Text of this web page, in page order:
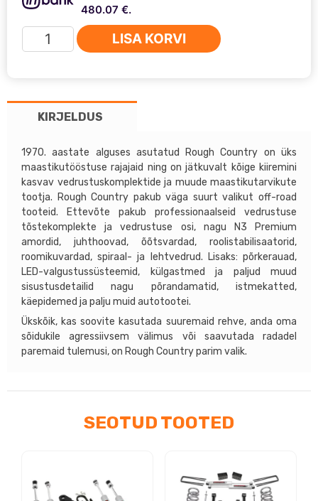
480.07 €.
Jeep
Cherokee
01
Rough
4-
6''
tõstesari
NP242
kogus
LISA KORVI
KIRJELDUS
1970. aastate alguses asutatud Rough Country on üks
maastikutööstuse rajajaid ning on jätkuvalt kõige kiiremini
kasvav vedrustuskomplektide ja muude maastikutarvikute
tootja. Rough Country pakub väga suurt valikut off-road
tooteid. Ettevõte pakub professionaalseid vedrustuse
tõstekomplekte ja vedrustuse osi, nagu N3 Premium
amordid, juhthoovad, õõtsvardad, roolistabilisaatorid,
roomikuvardad, spiraal- ja lehtvedrud. Lisaks: põrkerauad,
LED-valgustussüsteemid, külgastmed ja paljud muud
sisustusdetailid nagu põrandamatid, istmekatted,
käepidemed ja palju muid autotootei.
Ükskõik, kas soovite kasutada suuremaid rehve, anda oma
sõidukile agressiivsem välimus või saavutada radadel
paremaid tulemusi, on Rough Country parim valik.
SEOTUD TOOTED